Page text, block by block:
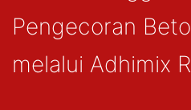
Pengecoran
melalui Adhimix